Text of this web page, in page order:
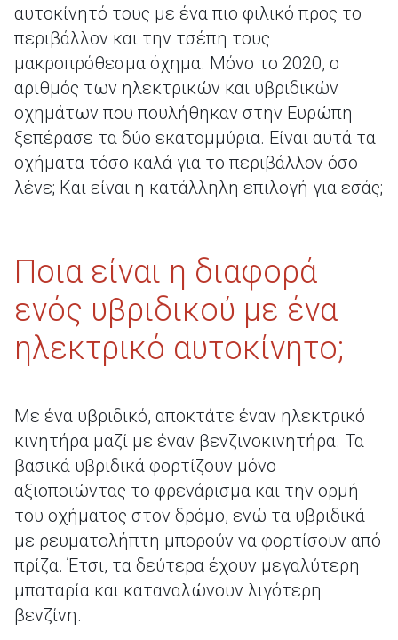
αυτοκίνητό τους με ένα πιο φιλικό προς το
περιβάλλον και την τσέπη τους
μακροπρόθεσμα όχημα. Μόνο το 2020, ο
αριθμός των ηλεκτρικών και υβριδικών
οχημάτων που πουλήθηκαν στην Ευρώπη
ξεπέρασε τα δύο εκατομμύρια. Είναι αυτά τα
οχήματα τόσο καλά για το περιβάλλον όσο
λένε; Και είναι η κατάλληλη επιλογή για εσάς;
Ποια είναι η διαφορά
ενός υβριδικού με ένα
ηλεκτρικό αυτοκίνητο;
Με ένα υβριδικό, αποκτάτε έναν ηλεκτρικό
κινητήρα μαζί με έναν βενζινοκινητήρα. Τα
βασικά υβριδικά φορτίζουν μόνο
αξιοποιώντας το φρενάρισμα και την ορμή
του οχήματος στον δρόμο, ενώ τα υβριδικά
με ρευματολήπτη μπορούν να φορτίσουν από
πρίζα. Έτσι, τα δεύτερα έχουν μεγαλύτερη
μπαταρία και καταναλώνουν λιγότερη
βενζίνη.